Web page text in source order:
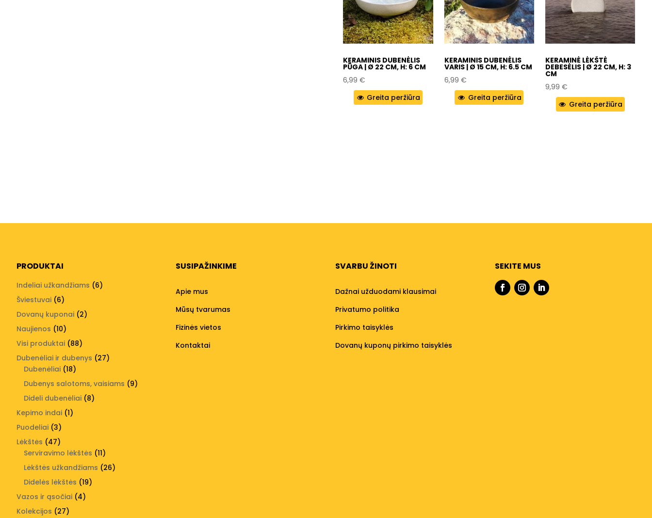
KERAMINIS DUBENĖLIS
PŪGA | Ø 22 CM, H: 6 CM
6,99€
Greita peržiūra
KERAMINIS DUBENĖLIS
VARIS | Ø 15 CM, H: 6.5 CM
6,99 €
Greita peržiūra
KERAMINĖ LĖKŠTĖ
DEBESĖLIS | Ø 22 CM, H: 3
CM
9,99 €
Greita peržiūra
PRODUKTAI
Indeliai užkandžiams 66
Šviestuvai 66
produktai
Dovanų kuponai 22
Naujienos 1010
produktų
Visi produktai 8888
produktai
Dubenėliai ir dubenys 2727
Dubenėliai 1818
produktų
Dubenys salotoms, vaisiams 99
Dideli dubenėliai 88
Kepimo indai 11
Puodeliai 33
produktai
Lėkštės 4747
produktai
Serviravimo lėkštės 1111
produktų
Lėkštės užkandžiams 2626
Didelės lėkštės 1919
Vazos ir ąsočiai 44
Kolekcijos 2727
SUSIPAŽINKIME
Apie mus
Mūsų tvarumas
Fizinės vietos
Kontaktai
SVARBU ŽINOTI
Dažnai užduodami klausimai
Privatumo politika
Pirkimo taisyklės
Dovanų kuponų pirkimo taisyklės
SEKITE MUS